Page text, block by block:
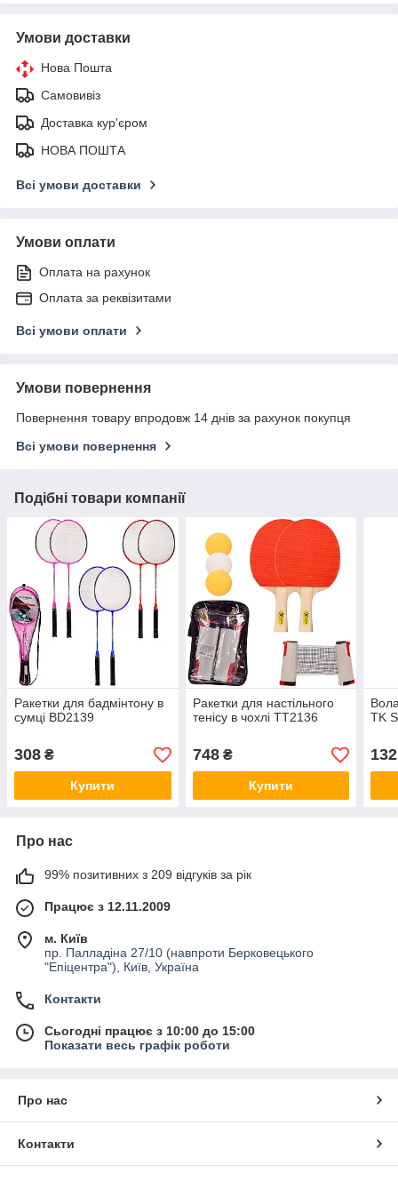
Умови доставки
Нова Пошта
Самовивіз
Доставка кур'єром
НОВА ПОШТА
Всі умови доставки
Умови оплати
Оплата на рахунок
Оплата за реквізитами
Всі умови оплати
Умови повернення
Повернення товару впродовж 14 днів за рахунок покупця
Всі умови повернення
Подібні товари компанії
Ракетки для бадмінтону в
сумці BD2139
308 ₴
Купити
Ракетки для настільного
тенісу в чохлі TT2136
748₴
Купити
TK
132
Про нас
99% позитивних з 209 відгуків за рік
Працює з 12.11.2009
м. Київ
пр. Палладіна 27/10 (навпроти Берковецького
"Епіцентра"), Київ, Україна
Контакти
Сьогодні працює з 10:00 до 15:00
Показати весь графік роботи
Про нас
Контакти